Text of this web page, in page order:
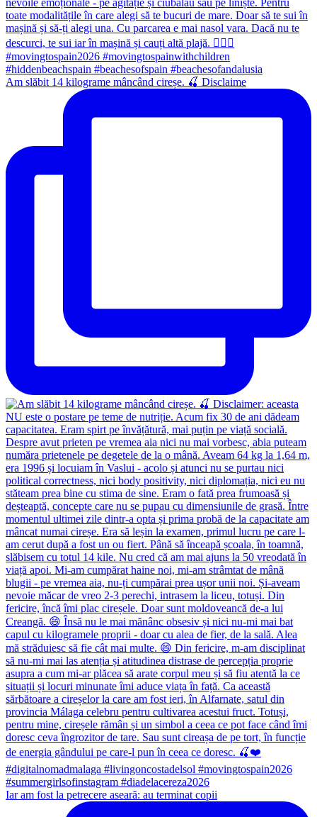
Am slăbit 14 kilograme mâncând cireșe. 🍒 Disclaime
Iar am fost la petrecere aseară: au terminat copii